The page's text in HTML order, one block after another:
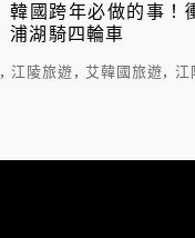
韓國跨年必做的事！
浦湖騎四輪車
,江陵旅遊 , 艾韓國旅遊, 江